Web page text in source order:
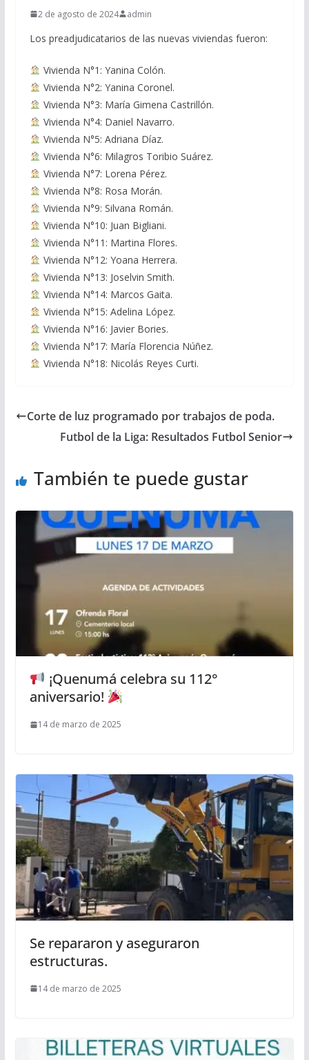
2 de agosto de 2024 admin
Los preadjudicatarios de las nuevas viviendas fueron:
Vivienda N°1: Yanina Colón.
Vivienda N°2: Yanina Coronel.
Vivienda N°3: María Gimena Castrillón.
Vivienda N°4: Daniel Navarro.
Vivienda N°5: Adriana Díaz.
Vivienda N°6: Milagros Toribio Suárez.
Vivienda N°7: Lorena Pérez.
Vivienda N°8: Rosa Morán.
Vivienda N°9: Silvana Román.
Vivienda N°10: Juan Bigliani.
Vivienda N°11: Martina Flores.
Vivienda N°12: Yoana Herrera.
Vivienda N°13: Joselvin Smith.
Vivienda N°14: Marcos Gaita.
Vivienda N°15: Adelina López.
Vivienda N°16: Javier Bories.
Vivienda N°17: María Florencia Núñez.
Vivienda N°18: Nicolás Reyes Curti.
Corte de luz programado por trabajos de poda.
Futbol de la Liga: Resultados Futbol Senior
También te puede gustar
¡Quenumá celebra su 112°
aniversario!
14 de marzo de 2025
Se repararon y aseguraron
estructuras.
14 de marzo de 2025